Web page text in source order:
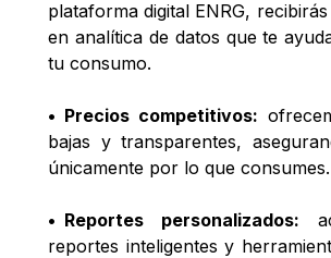
plataforma digital ENRG,
en analítica de datos que te
tu consumo.
• Precios competitivos:
bajas y transparentes,
únicamente por lo que consumes.
• Reportes personalizados:
reportes inteligentes y